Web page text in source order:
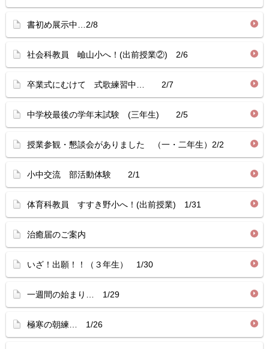
書初め展示中…2/8
社会科教員 嶮山小へ！(出前授業②) 2/6
卒業式にむけて 式歌練習中… 2/7
中学校最後の学年末試験 (三年生) 2/5
授業参観・懇談会がありました （一・二年生）2/2
小中交流 部活動体験 2/1
体育科教員 すすき野小へ！(出前授業) 1/31
治癒届のご案内
いざ！出願！！（３年生） 1/30
一週間の始まり… 1/29
極寒の朝練… 1/26